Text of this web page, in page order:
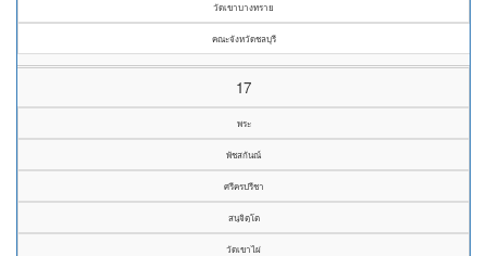
วัดเขาบางทราย
คณะจังหวัดชลบุรี
17
พระ
พัชสกันณ์
ศรีครปรีชา
สนฺจิตฺโต
วัดเขาไผ่